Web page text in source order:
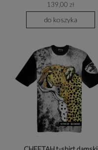
139,00 zł
do koszyka